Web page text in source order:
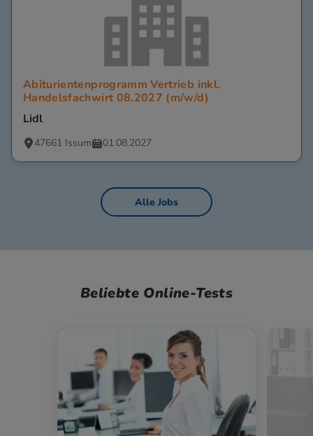
Abiturientenprogramm Vertrieb inkl.
Handelsfachwirt 08.2027 (m/w/d)
Lidl
47661 Issum 01.08.2027
Alle Jobs
Beliebte Online-Tests